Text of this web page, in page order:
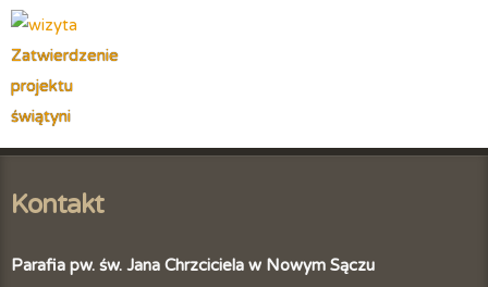
Zatwierdzenie
projektu
świątyni
Kontakt
Parafia pw. św. Jana Chrzciciela w Nowym Sączu